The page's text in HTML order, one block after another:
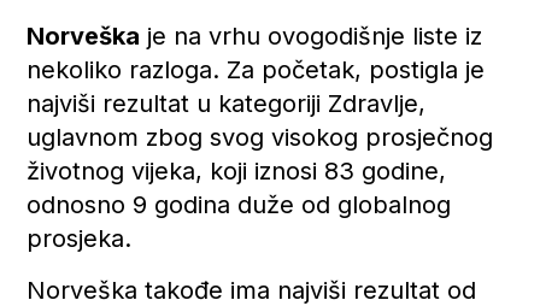
Norveška je na vrhu ovogodišnje liste iz
nekoliko razloga. Za početak, postigla je
najviši rezultat u kategoriji Zdravlje,
uglavnom zbog svog visokog prosječnog
životnog vijeka, koji iznosi 83 godine,
odnosno 9 godina duže od globalnog
prosjeka.
Norveška takođe ima najviši rezultat od